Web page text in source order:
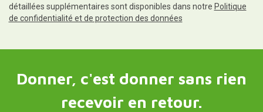
détaillées supplémentaires sont disponibles dans notre Politique
de confidentialité et de protection des données
Donner, c'est donner sans rien
recevoir en retour.